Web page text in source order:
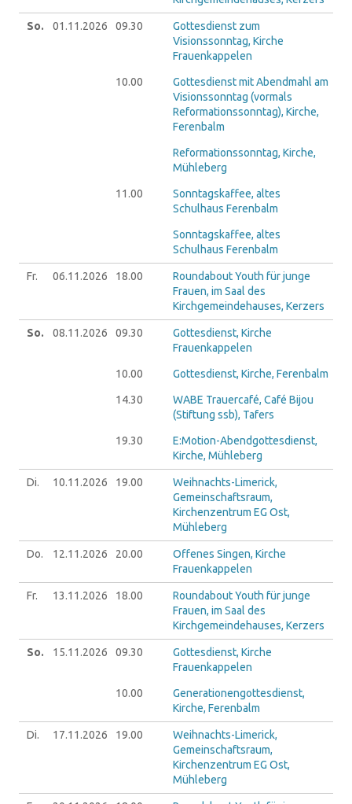
So. 01.11.2026 09.30
Gottesdienst zum
Visionssonntag, Kirche
Frauenkappelen
10.00
Gottesdienst mit Abendmahl am
Visionssonntag (vormals
Reformationssonntag), Kirche,
Ferenbalm
Reformationssonntag, Kirche,
Mühleberg
11.00
Sonntagskaffee, altes
Schulhaus Ferenbalm
Sonntagskaffee, altes
Schulhaus Ferenbalm
Fr. 06.11.2026 18.00
Roundabout Youth für junge
Frauen, im Saal des
Kirchgemeindehauses, Kerzers
So. 08.11.2026 09.30
Gottesdienst, Kirche
Frauenkappelen
10.00 Gottesdienst, Kirche, Ferenbalm
14.30
WABE Trauercafé, Café Bijou
(Stiftung ssb), Tafers
19.30
E:Motion-Abendgottesdienst,
Kirche, Mühleberg
Di. 10.11.2026 19.00
Weihnachts-Limerick,
Gemeinschaftsraum,
Kirchenzentrum EG Ost,
Mühleberg
Do. 12.11.2026 20.00
Offenes Singen, Kirche
Frauenkappelen
Fr. 13.11.2026 18.00
Roundabout Youth für junge
Frauen, im Saal des
Kirchgemeindehauses, Kerzers
So. 15.11.2026 09.30
Gottesdienst, Kirche
Frauenkappelen
10.00
Generationengottesdienst,
Kirche, Ferenbalm
Di. 17.11.2026 19.00
Weihnachts-Limerick,
Gemeinschaftsraum,
Kirchenzentrum EG Ost,
Mühleberg